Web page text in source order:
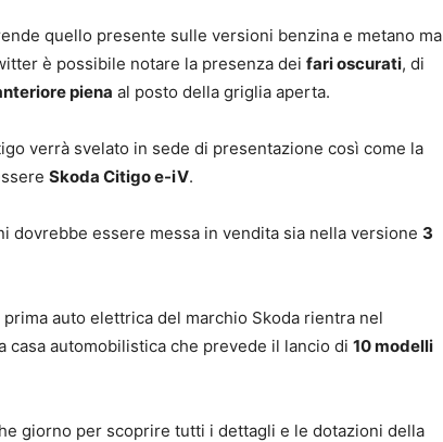
quello presente sulle versioni benzina e metano ma
è possibile notare la presenza dei fari oscurati, di
piena al posto della griglia aperta.
verrà svelato in sede di presentazione così come la
Skoda Citigo e-iV.
dovrebbe essere messa in vendita sia nella versione 3
auto elettrica del marchio Skoda rientra nel
casa automobilistica che prevede il lancio di 10 modelli
giorno per scoprire tutti i dettagli e le dotazioni della